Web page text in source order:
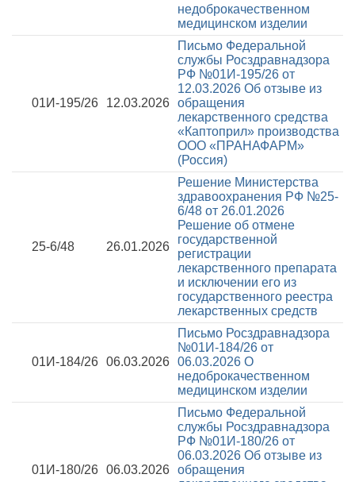
недоброкачественном
медицинском изделии
01И-195/26 12.03.2026
Письмо Федеральной
службы Росздравнадзора
РФ №01И-195/26 от
12.03.2026 Об отзыве из
обращения
лекарственного средства
«Каптоприл» производства
ООО «ПРАНАФАРМ»
(Россия)
25-6/48 26.01.2026
Решение Министерства
здравоохранения РФ №25-
6/48 от 26.01.2026
Решение об отмене
государственной
регистрации
лекарственного препарата
и исключении его из
государственного реестра
лекарственных средств
01И-184/26 06.03.2026
Письмо Росздравнадзора
№01И-184/26 от
06.03.2026 О
недоброкачественном
медицинском изделии
01И-180/26 06.03.2026
Письмо Федеральной
службы Росздравнадзора
РФ №01И-180/26 от
06.03.2026 Об отзыве из
обращения